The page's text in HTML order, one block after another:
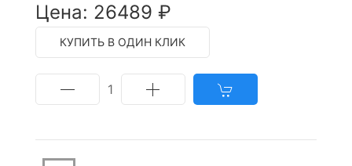
Цена: 26489 ₽
КУПИТЬ В ОДИН КЛИК
1